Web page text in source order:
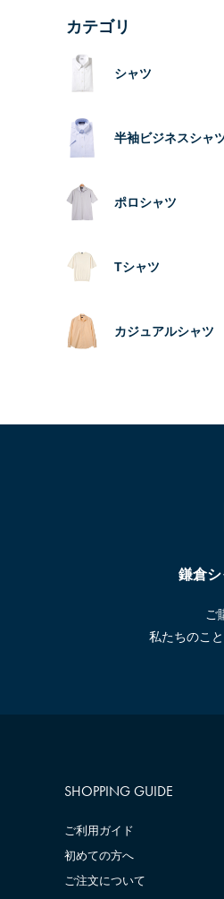
カテゴリ
シャツ
半袖ビジネスシャ
ポロシャツ
Tシャツ
カジュアルシャツ
鎌倉
ご
私たちのこ
SHOPPING GUIDE
ご利用ガイド
初めての方へ
ご注文について